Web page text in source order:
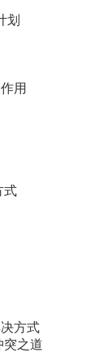
划
用
式
方式
突之道